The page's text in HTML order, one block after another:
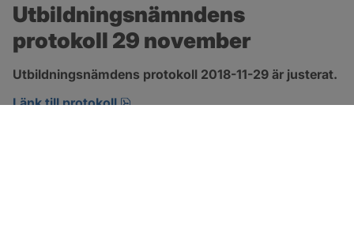
Utbildningsnämndens
protokoll 29 november
Utbildningsnämdens protokoll 2018-11-29 är justerat.
Länk till protokoll
pdf, 266.9 kB, öppnas i nytt fönster.